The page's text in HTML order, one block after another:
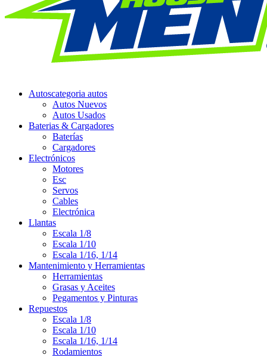
Autoscategoria autos
Autos Nuevos
Autos Usados
Baterias & Cargadores
Baterías
Cargadores
Electrónicos
Motores
Esc
Servos
Cables
Electrónica
Llantas
Escala 1/8
Escala 1/10
Escala 1/16, 1/14
Mantenimiento y Herramientas
Herramientas
Grasas y Aceites
Pegamentos y Pinturas
Repuestos
Escala 1/8
Escala 1/10
Escala 1/16, 1/14
Rodamientos